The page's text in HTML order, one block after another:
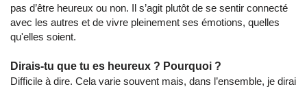
pas d’être heureux ou non. Il s’agit plutôt de se sentir connecté
avec les autres et de vivre pleinement ses émotions, quelles
qu'elles soient.
Dirais-tu que tu es heureux ? Pourquoi ?
Difficile à dire. Cela varie souvent mais, dans l’ensemble, je dirai